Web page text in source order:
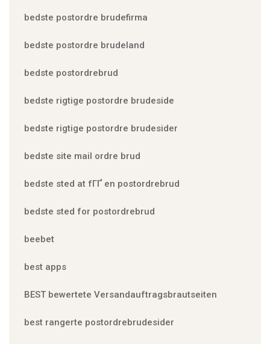
bedste postordre brudefirma
bedste postordre brudeland
bedste postordrebrud
bedste rigtige postordre brudeside
bedste rigtige postordre brudesider
bedste site mail ordre brud
bedste sted at fГҐ en postordrebrud
bedste sted for postordrebrud
beebet
best apps
BEST bewertete Versandauftragsbrautseiten
best rangerte postordrebrudesider